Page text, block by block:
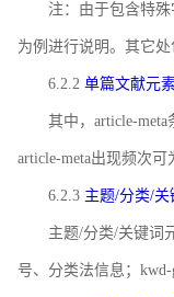
注：由于包含特殊
为例进行说明。其它
6.2.2 单篇文献元
其中，article-
article-meta出现频次可
6.2.3 主题/分类/
主题/分类/关键词
号、分类法信息；